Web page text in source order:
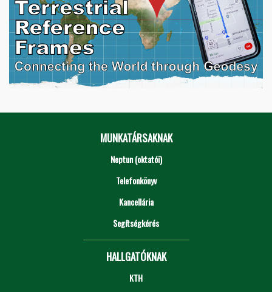
MUNKATÁRSAKNAK
Neptun (oktatói)
Telefonkönyv
Kancellária
Segítségkérés
HALLGATÓKNAK
KTH